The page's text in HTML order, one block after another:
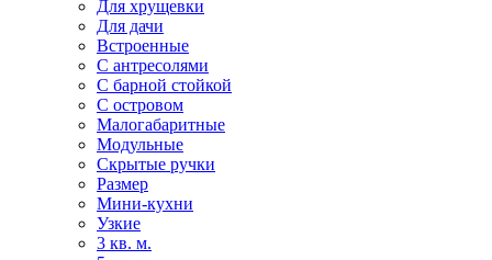
Для хрущевки
Для дачи
Встроенные
С антресолями
С барной стойкой
С островом
Малогабаритные
Модульные
Скрытые ручки
Размер
Мини-кухни
Узкие
3 кв. м.